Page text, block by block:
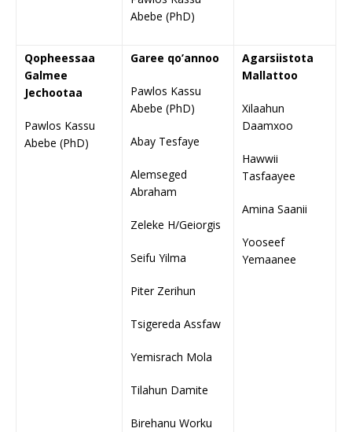
Abebe (PhD)
Qopheessaa
Galmee
Jechootaa
Pawlos Kassu
Abebe (PhD)
Garee qo’annoo
Pawlos Kassu
Abebe (PhD)
Abay Tesfaye
Alemseged
Abraham
Zeleke H/Geiorgis
Seifu Yilma
Piter Zerihun
Tsigereda Assfaw
Yemisrach Mola
Tilahun Damite
Birehanu Worku
Agarsiistota
Mallattoo
Xilaahun
Daamxoo
Hawwii
Tasfaayee
Amina Saanii
Yooseef
Yemaanee